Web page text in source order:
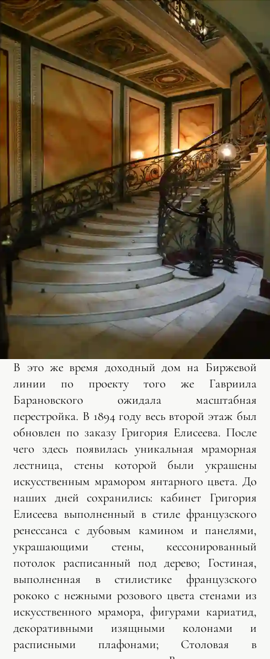
В это же время доходный дом на Биржевой
линии по проекту того же Гавриила
Барановского ожидала масштабная
перестройка. В 1894 году весь второй этаж был
обновлен по заказу Григория Елисеева. После
чего здесь появилась уникальная мраморная
лестница, стены которой были украшены
искусственным мрамором янтарного цвета. До
наших дней сохранились: кабинет Григория
Елисеева выполненный в стиле французского
ренессанса с дубовым камином и панелями,
украшающими стены, кессонированный
потолок расписанный под дерево; Гостиная,
выполненная в стилистике французского
рококо с нежными розового цвета стенами из
искусственного мрамора, фигурами кариатид,
декоративными изящными колонами и
расписными плафонами; Столовая в